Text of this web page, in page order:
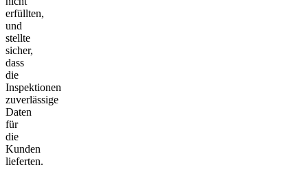
erfüllten,
und
stellte
sicher,
dass
die
Inspektionen
zuverlässige
Daten
für
die
Kunden
lieferten.